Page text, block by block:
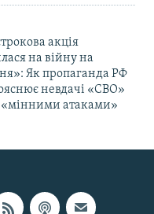
акція
на війну на
Як пропаганда РФ
невдачі «СВО»
«мінними атаками»